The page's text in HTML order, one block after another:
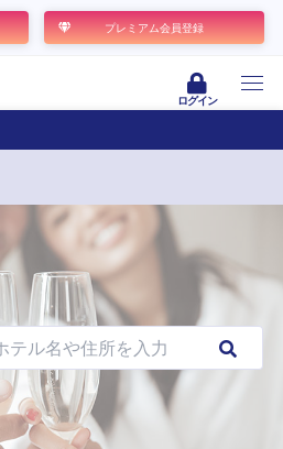
プレミアム会員登録
ログイン